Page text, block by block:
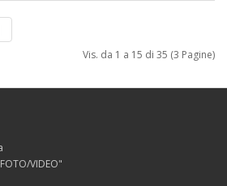
Vis. da 1 a 15 di 35 (3 Pagine)
VIDEO"